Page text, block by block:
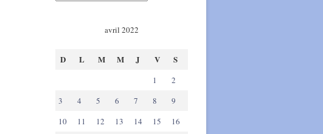
avril 2022
D L M M J V S
1
2
3
4 5 6 7 8
9
10
11 12 13 14 15
16